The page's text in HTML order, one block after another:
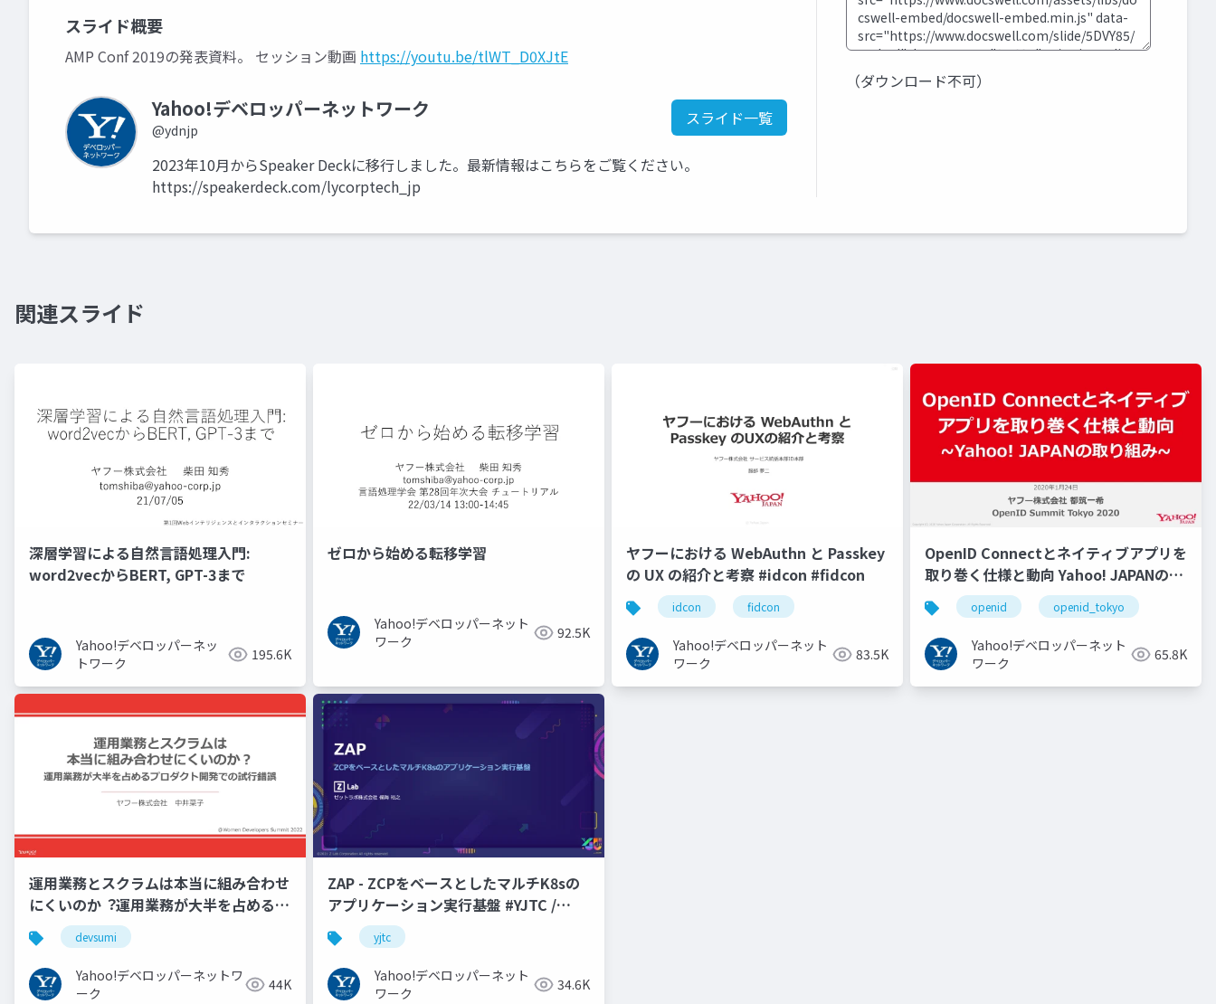
スライド概要
AMP Conf 2019の発表資料。 セッション動画 https://youtu.be/tlWT_D0XJtE
Yahoo!デベロッパーネットワーク
@ydnjp
スライド一覧
2023年10月からSpeaker Deckに移行しました。最新情報はこちらをご覧ください。
https://speakerdeck.com/lycorptech_jp
（ダウンロード不可）
関連スライド
深層学習による自然言語処理入門:
word2vecからBERT, GPT-3まで
Yahoo!デベロッパーネッ
トワーク
195.6K
ゼロから始める転移学習
Yahoo!デベロッパーネット
ワーク
92.5K
ヤフーにおける WebAuthn と Passkey
の UX の紹介と考察 #idcon #fidcon
idcon fidcon
Yahoo!デベロッパーネット
ワーク
83.5K
OpenID Connectとネイティブアプリを
取り巻く仕様と動向 Yahoo! JAPANの取
り組み #openid #openid_tokyo
openid openid_tokyo
Yahoo!デベロッパーネット
ワーク
65.8K
運用業務とスクラムは本当に組み合わせ
にくいのか︖運用業務が大半を占めるプ
ロダクト開発での試行錯誤
devsumi
Yahoo!デベロッパーネットワ
ーク
44K
ZAP - ZCPをベースとしたマルチK8sの
アプリケーション実行基盤 #YJTC /
YJTC21 B-3
yjtc
Yahoo!デベロッパーネット
ワーク
34.6K